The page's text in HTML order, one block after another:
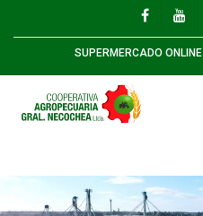
SUPERMERCADO ONLINE